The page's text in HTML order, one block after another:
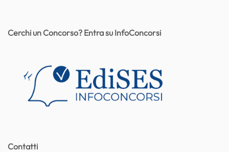
Contatti
Cerchi un Concorso? Entra su InfoConcorsi